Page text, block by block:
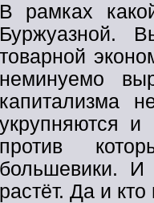
В рамках
Буржуазной.
товарной
неминуемо
капитализма
укрупняются
против
большевики.
растёт. Да и